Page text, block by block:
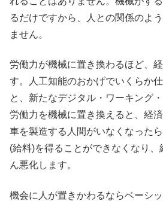
るだけですから、人との関係のよ
ません。
労働力が機械に置き換わるほど、
す。人工知能のおかげでいくらか
と、新たなデジタル・ワーキング
労働力を機械に置き換えると、経
車を製造する人間がいなくなった
(給料)を得ることができなくなり
ん悪化します。
機会に人が置きかわるならベーシ